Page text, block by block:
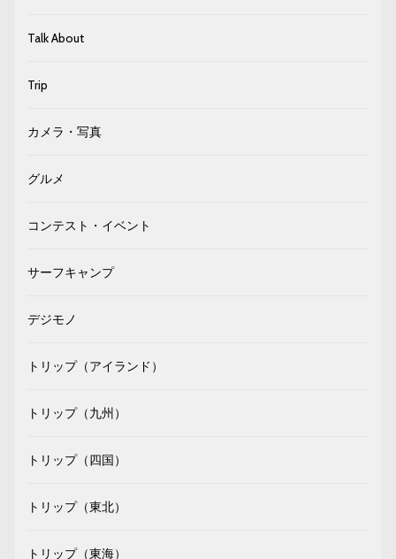
Talk About
Trip
カメラ・写真
グルメ
コンテスト・イベント
サーフキャンプ
デジモノ
トリップ（アイランド）
トリップ（九州）
トリップ（四国）
トリップ（東北）
トリップ（東海）